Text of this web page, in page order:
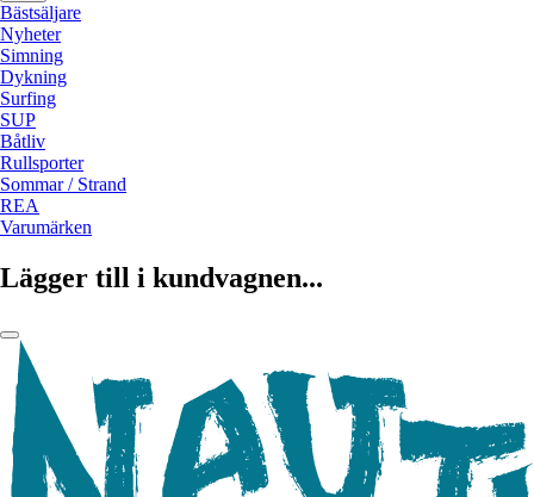
Bästsäljare
Nyheter
Simning
Dykning
Surfing
SUP
Båtliv
Rullsporter
Sommar / Strand
REA
Varumärken
Lägger till i kundvagnen...